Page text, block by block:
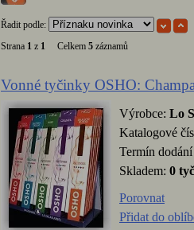
Řadit podle:
Strana 1 z 1 Celkem 5 záznamů
Vonné tyčinky OSHO:
Výrobce: Lo
Katalogové
Termín
Skladem: 0
Porovnat
Přidat do